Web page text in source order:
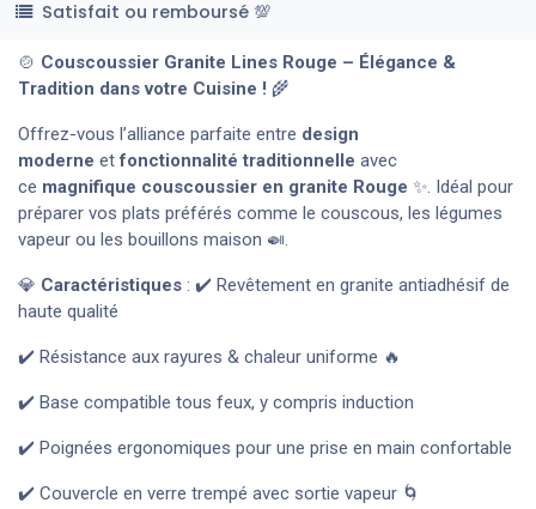
Satisfait ou remboursé 💯
🍲 Couscoussier Granite Lines Rouge – Élégance &
Tradition dans votre Cuisine ! 🌾
Offrez-vous l’alliance parfaite entre design
moderne etfonctionnalité traditionnelle avec
ce magnifique couscoussier en granite Rouge ✨. Idéal pour
préparer vos plats préférés comme le couscous, les légumes
vapeur ou les bouillons maison 🍛.
💎 Caractéristiques : ✔️ Revêtement en granite antiadhésif de
haute qualité
✔️ Résistance aux rayures & chaleur uniforme 🔥
✔️ Base compatible tous feux, y compris induction
✔️ Poignées ergonomiques pour une prise en main confortable
✔️ Couvercle en verre trempé avec sortie vapeur 🌀